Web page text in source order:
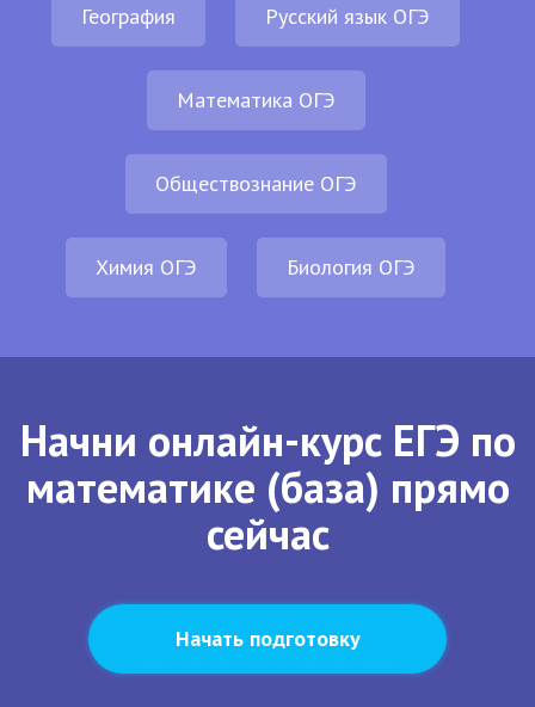
География Русский язык ОГЭ
Математика ОГЭ
Обществознание ОГЭ
Химия ОГЭ Биология ОГЭ
Начни онлайн-курс ЕГЭ по
математике (база) прямо
сейчас
Начать подготовку